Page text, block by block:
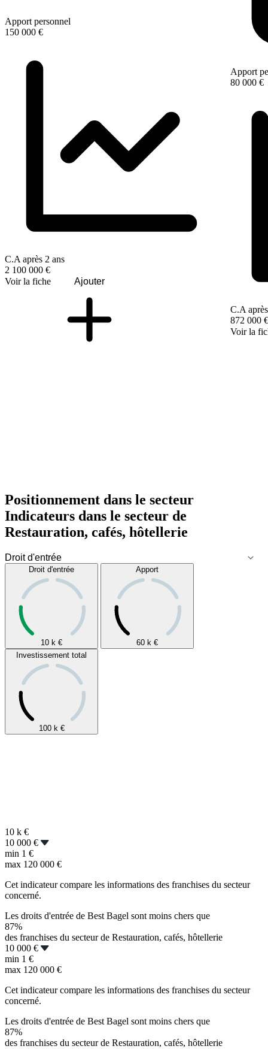
Apport personnel
150 000 €
C.A après 2 ans
2 100 000 €
Voir la fiche
Ajouter
Apport
80 000 €
C.A
872 000 €
Voir la
Positionnement dans le secteur
Indicateurs dans le secteur de
Restauration, cafés, hôtellerie
Droit d'entrée
10 k €
Apport
60 k €
Investissement total
100 k €
10 k €
10 000 €
min 1 €
max 120 000 €
Cet indicateur compare les informations des franchises du secteur
concerné.
Les droits d'entrée de Best Bagel sont moins chers que
87%
des franchises du secteur de Restauration, cafés, hôtellerie
10 000 €
min 1 €
max 120 000 €
Cet indicateur compare les informations des franchises du secteur
concerné.
Les droits d'entrée de Best Bagel sont moins chers que
87%
des franchises du secteur de Restauration, cafés, hôtellerie